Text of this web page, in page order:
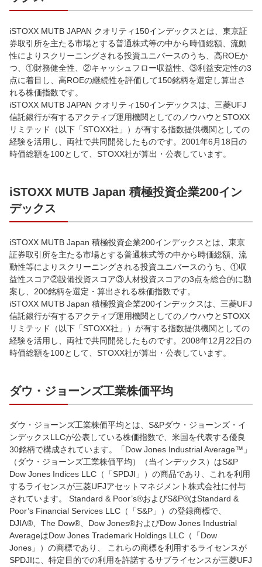
iSTOXX MUTB JAPAN クオリティ150インデックスとは、東京証
券取引所を主たる市場とする普通株式等の中から時価総額、流動
性によりスクリーニングされる投資ユニバースのうち、高ROEか
つ、①財務健全性、②キャッシュフロー収益性、③利益安定性の3
点に着目し、高ROEの継続性を評価して150銘柄を選定し算出さ
れる株価指数です。
iSTOXX MUTB JAPAN クオリティ150インデックスは、三菱UFJ
信託銀行が有するアクティブ運用機関としてのノウハウとSTOXX
リミテッド（以下「STOXX社」）が有する指数提供機関としての
経験を活用し、両社で共同開発したものです。2001年6月18日の
時価総額を100として、STOXX社が算出・公表しています。
iSTOXX MUTB Japan 積極投資企業200イン
デックス
iSTOXX MUTB Japan 積極投資企業200インデックスとは、東京
証券取引所を主たる市場とする普通株式等の中から時価総額、流
動性等によりスクリーニングされる投資ユニバースのうち、①収
益性スコア②設備投資スコア③人材投資スコアの3点を総合的に勘
案し、200銘柄を選定・算出される株価指数です。
iSTOXX MUTB Japan 積極投資企業200インデックスは、三菱UFJ
信託銀行が有するアクティブ運用機関としてのノウハウとSTOXX
リミテッド（以下「STOXX社」）が有する指数提供機関としての
経験を活用し、両社で共同開発したものです。2008年12月22日の
時価総額を100として、STOXX社が算出・公表しています。
ダウ・ジョーンズ工業株価平均
ダウ・ジョーンズ工業株価平均とは、S&Pダウ・ジョーンズ・イ
ンデックスLLCが公表している株価指数で、米国を代表する優良
30銘柄で構成されています。「Dow Jones Industrial Average™」
（ダウ・ジョーンズ工業株価平均）（当インデックス）はS&P
Dow Jones Indices LLC（「SPDJI」）の商品であり、これを利用
するライセンスが三菱UFJアセットマネジメント株式会社に付与
されています。 Standard & Poor’s®およびS&P®はStandard &
Poor’s Financial Services LLC（「S&P」）の登録商標で、
DJIA®、The Dow®、Dow Jones®およびDow Jones Industrial
AverageはDow Jones Trademark Holdings LLC（「Dow
Jones」）の商標であり、 これらの商標を利用するライセンスが
SPDJIに、特定目的での利用を許諾するサブライセンスが三菱UFJ